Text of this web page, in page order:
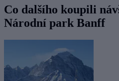
Co dalšího koupili
Národní park Banff